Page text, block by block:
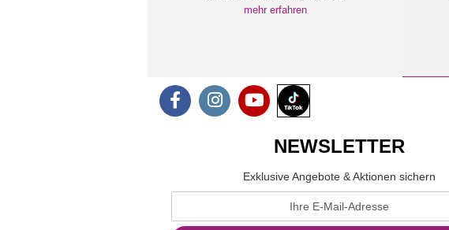
mehr erfahren
NEWSLETTER
Exklusive Angebote & Aktionen sichern